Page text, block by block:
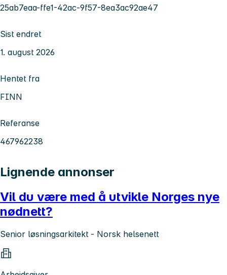
25ab7eaa-ffe1-42ac-9f57-8ea3ac92ae47
Sist endret
1. august 2026
Hentet fra
FINN
Referanse
467962238
Lignende annonser
Vil du være med å utvikle Norges nye
nødnett?
Senior løsningsarkitekt - Norsk helsenett